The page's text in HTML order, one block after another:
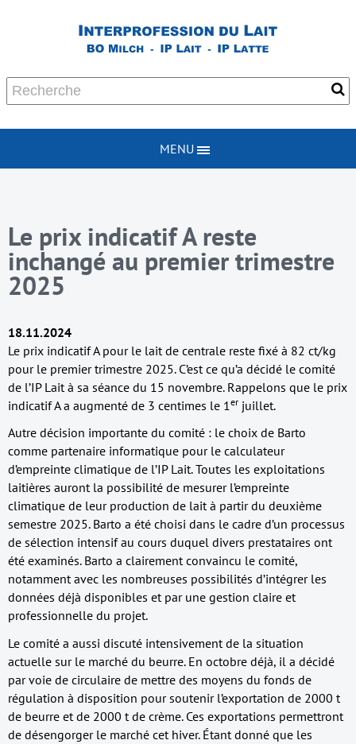
MENU
Le prix indicatif A reste
inchangé au premier trimestre
2025
18.11.2024
Le prix indicatif A pour le lait de centrale reste fixé à 82 ct/kg
pour le premier trimestre 2025. C’est ce qu’a décidé le comité
de l’IP Lait à sa séance du 15 novembre. Rappelons que le prix
indicatif A a augmenté de 3 centimes le 1 er juillet.
Autre décision importante du comité : le choix de Barto
comme partenaire informatique pour le calculateur
d’empreinte climatique de l’IP Lait. Toutes les exploitations
laitières auront la possibilité de mesurer l’empreinte
climatique de leur production de lait à partir du deuxième
semestre 2025. Barto a été choisi dans le cadre d’un processus
de sélection intensif au cours duquel divers prestataires ont
été examinés. Barto a clairement convaincu le comité,
notamment avec les nombreuses possibilités d’intégrer les
données déjà disponibles et par une gestion claire et
professionnelle du projet.
Le comité a aussi discuté intensivement de la situation
actuelle sur le marché du beurre. En octobre déjà, il a décidé
par voie de circulaire de mettre des moyens du fonds de
régulation à disposition pour soutenir l’exportation de 2000 t
de beurre et de 2000 t de crème. Ces exportations permettront
de désengorger le marché cet hiver. Étant donné que les